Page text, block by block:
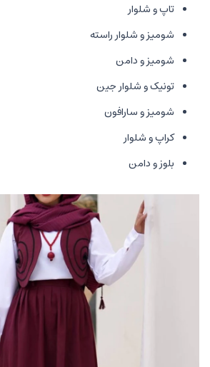
تاپ و شلوار
شومیز و شلوار راسته
شومیز و دامن
تونیک و شلوار جین
شومیز و سارافون
کراپ و شلوار
بلوز و دامن